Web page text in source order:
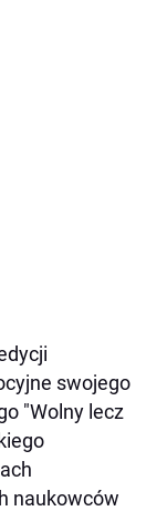
swojego
"Wolny lecz
naukowców